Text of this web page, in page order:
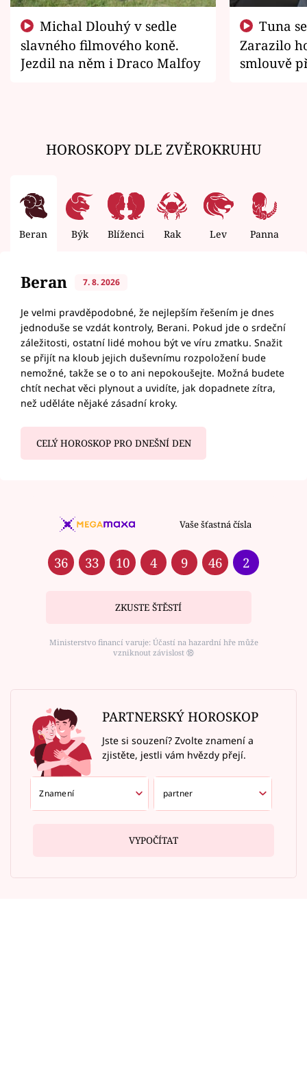
slavného filmového koně.
Jezdil na něm i Draco Malfoy
Zarazilo
smlouvě
HOROSKOPY DLE ZVĚROKRUHU
Beran Býk Blíženci Rak Lev Panna
Beran 7. 8. 2026
Je velmi pravděpodobné, že nejlepším řešením je dnes
jednoduše se vzdát kontroly, Berani. Pokud jde o srdeční
záležitosti, ostatní lidé mohou být ve víru zmatku. Snažit
se přijít na kloub jejich duševnímu rozpoložení bude
nemožné, takže se o to ani nepokoušejte. Možná budete
chtít nechat věci plynout a uvidíte, jak dopadnete zítra,
než uděláte nějaké zásadní kroky.
CELÝ HOROSKOP PRO DNEŠNÍ DEN
Vaše šťastná čísla
36 33 10 4 9 46 2
ZKUSTE ŠTĚSTÍ
Ministerstvo financí varuje: Účastí na hazardní hře může
vzniknout závislost ⑱
PARTNERSKÝ HOROSKOP
Jste si souzení? Zvolte znamení a
zjistěte, jestli vám hvězdy přejí.
VYPOČÍTAT